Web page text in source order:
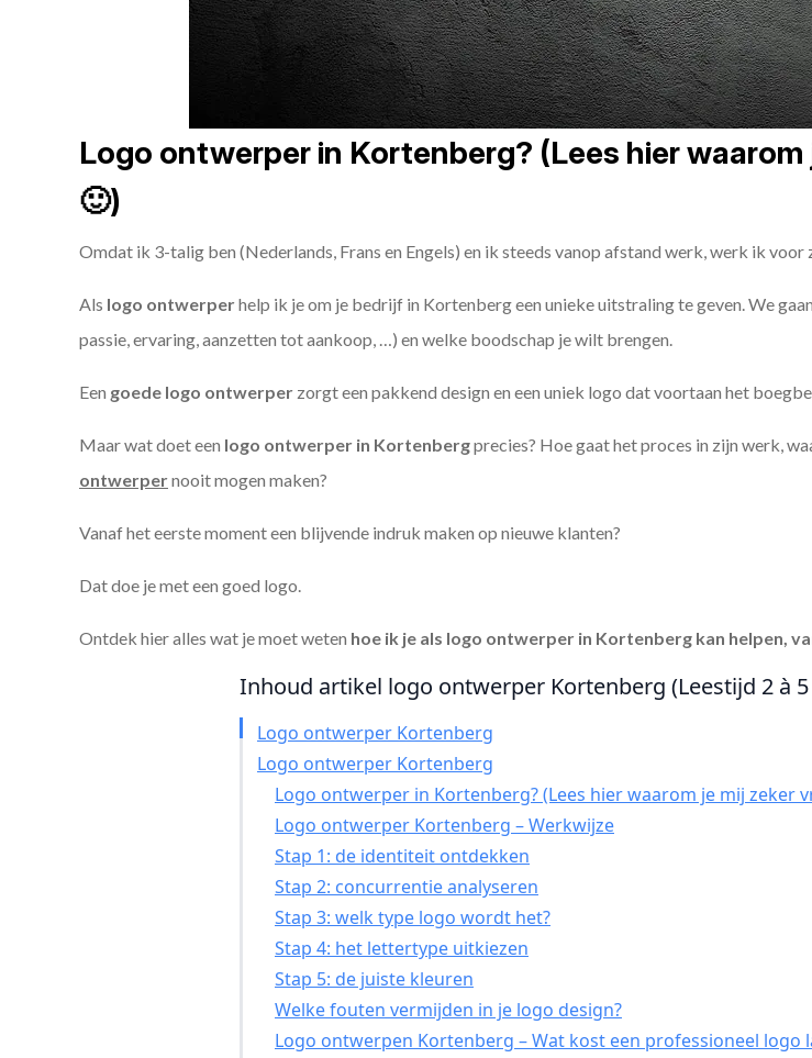
Logo ontwerper in Kortenberg? (Lees hier
🙂)
Omdat ik 3-talig ben (Nederlands, Frans en Engels) en ik steeds vanop afstand werk, werk ik voor
Als logo ontwerperhelp ik je om je bedrijf in Kortenberg een unieke uitstraling te geven. We
passie, ervaring, aanzetten tot aankoop, …) en welke boodschap je wilt brengen.
Een goede logo ontwerper zorgt een pakkend design en een uniek logo dat voortaan het
Maar wat doet een logo ontwerper in Kortenbergprecies? Hoe gaat het proces in zijn werk,
ontwerpernooit mogen maken?
Vanaf het eerste moment een blijvende indruk maken op nieuwe klanten?
Dat doe je met een goed logo.
Ontdek hier alles wat je moet weten hoe ik je als logo ontwerper in Kortenberg kan helpen,
Inhoud artikel logo ontwerper Kortenberg (Leestijd 2 à
Logo ontwerper Kortenberg
Logo ontwerper Kortenberg
Logo ontwerper in Kortenberg? (Lees hier waarom je mij zeker
Logo ontwerper Kortenberg – Werkwijze
Stap 1: de identiteit ontdekken
Stap 2: concurrentie analyseren
Stap 3: welk type logo wordt het?
Stap 4: het lettertype uitkiezen
Stap 5: de juiste kleuren
Welke fouten vermijden in je logo design?
Logo ontwerpen Kortenberg – Wat kost een professioneel logo